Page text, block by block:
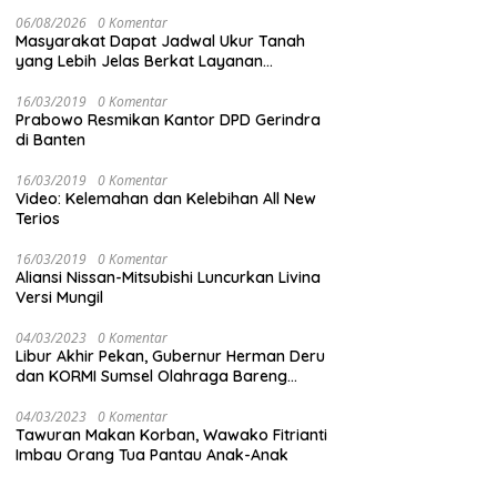
06/08/2026 0 Komentar
Masyarakat Dapat Jadwal Ukur Tanah
yang Lebih Jelas Berkat Layanan
16/03/2019 0 Komentar
Prabowo Resmikan Kantor DPD Gerindra
di Banten
16/03/2019 0 Komentar
Video: Kelemahan dan Kelebihan All New
Terios
16/03/2019 0 Komentar
Aliansi Nissan-Mitsubishi Luncurkan Livina
Versi Mungil
04/03/2023 0 Komentar
Libur Akhir Pekan, Gubernur Herman Deru
dan KORMI Sumsel Olahraga Bareng
04/03/2023 0 Komentar
Tawuran Makan Korban, Wawako Fitrianti
Imbau Orang Tua Pantau Anak-Anak